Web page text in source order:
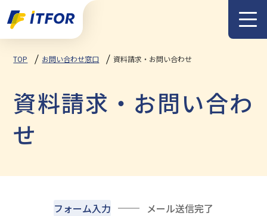
メニュー
TOP お問い合わせ窓口 資料請求・お問い合わせ
資料請求・お問い合わ
せ
フォーム入力 メール送信完了